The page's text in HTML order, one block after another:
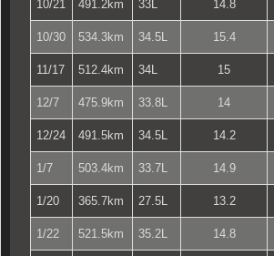
10/21 491.2km 33L 14.8
10/30 534.3km 34.5L 15.4
11/17 512.4km 34L 15
12/7 475.9km 33.8L 14
12/24 491.5km 34.5L 14.2
1/7 503.4km 33.7L 14.9
1/20 365.7km 27.5L 13.2
1/22 521.5km 35.2L 14.8